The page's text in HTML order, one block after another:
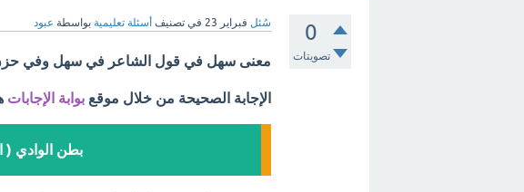
0
تصويتات
سُئل فبراير 23 في تصنيف أسئلة تعليمية بواسطة عبود
معنى سهل في قول الشاعر في سهل وفي
الإجابة الصحيحة من خلال موقع بوابة الإجابات
بطن الوادي (